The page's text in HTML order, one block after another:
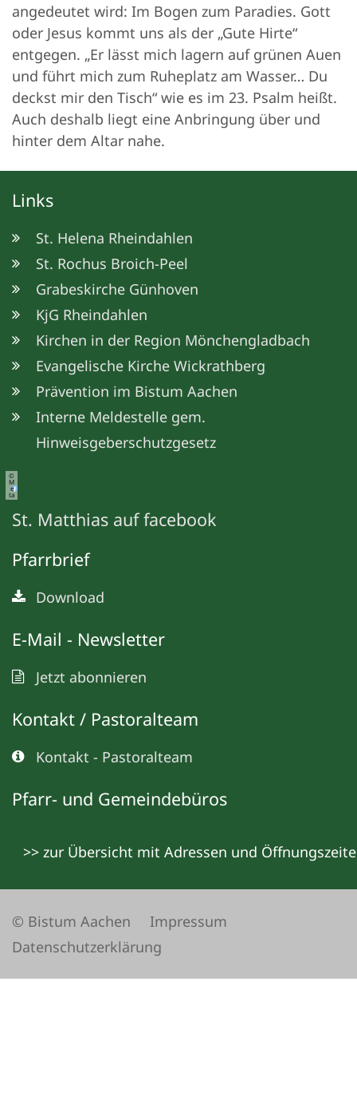
angedeutet wird: Im Bogen zum Paradies. Gott
oder Jesus kommt uns als der „Gute Hirte“
entgegen. „Er lässt mich lagern auf grünen Auen
und führt mich zum Ruheplatz am Wasser… Du
deckst mir den Tisch“ wie es im 23. Psalm heißt.
Auch deshalb liegt eine Anbringung über und
hinter dem Altar nahe.
Links
St. Helena Rheindahlen
St. Rochus Broich-Peel
Grabeskirche Günhoven
KjG Rheindahlen
Kirchen in der Region Mönchengladbach
Evangelische Kirche Wickrathberg
Prävention im Bistum Aachen
Interne Meldestelle gem.
Hinweisgeberschutzgesetz
©
M
e
ta
St. Matthias auf facebook
Pfarrbrief
Download
E-Mail - Newsletter
Jetzt abonnieren
Kontakt / Pastoralteam
Kontakt - Pastoralteam
Pfarr- und Gemeindebüros
>> zur Übersicht mit Adressen und
© Bistum Aachen
Impressum
Datenschutzerklärung